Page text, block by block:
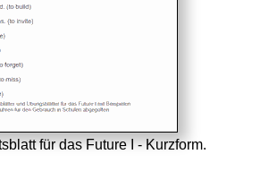
für das Future I - Kurzform.